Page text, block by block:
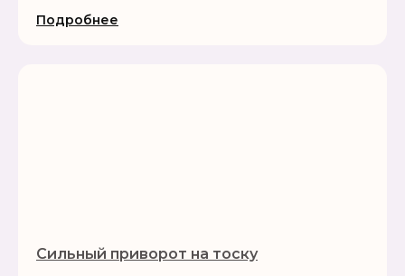
Подробнее
Сильный приворот на тоску